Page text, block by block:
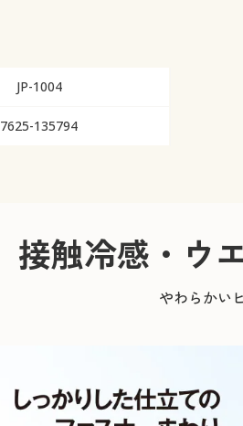
JP-1004
7625-135794
接触冷感・ウ
やわらかい